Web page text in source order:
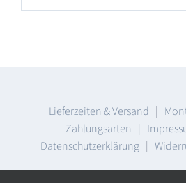
Lieferzeiten & Versand |
Zahlungsarten |
Datenschutzerklärung |